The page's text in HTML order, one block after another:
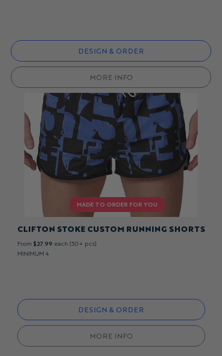
DESIGN & ORDER
MORE INFO
CLIFTON STOKE CUSTOM RUNNING SHORTS
From $27.99 each (50+ pcs)
MINIMUM 4
DESIGN & ORDER
MORE INFO